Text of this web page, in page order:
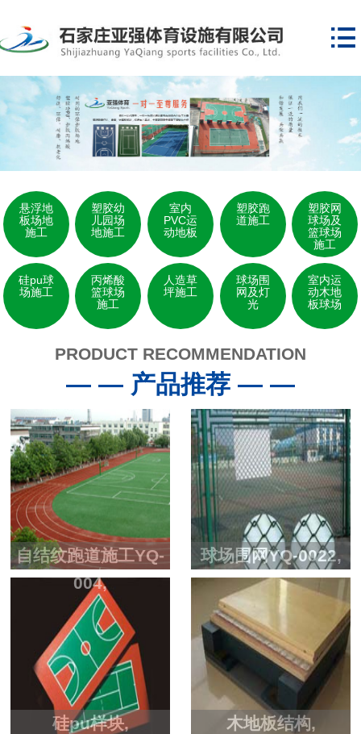

悬浮地
板场地
施工
塑胶幼
儿园场
地施工
室内
PVC运
动地板
塑胶跑
道施工
塑胶网
球场及
篮球场
施工
硅pu球
场施工
丙烯酸
篮球场
施工
人造草
坪施工
球场围
网及灯
光
室内运
动木地
板球场
PRODUCT RECOMMENDATION
— — 产品推荐 — —
自结纹跑道施工YQ-
004,
球场围网YQ-0022,
硅pu样块, 木地板结构,